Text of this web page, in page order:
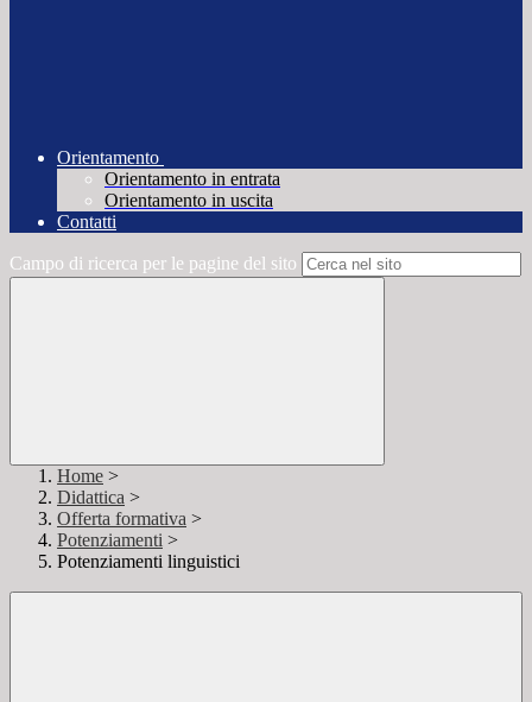
Orientamento
Orientamento in entrata
Orientamento in uscita
Contatti
Campo di ricerca per le pagine del sito
Home >
Didattica >
Offerta formativa >
Potenziamenti >
Potenziamenti linguistici